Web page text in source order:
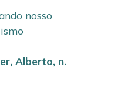
nosso
Alberto, n.